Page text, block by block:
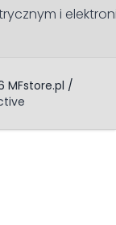
i
MFstore.pl /